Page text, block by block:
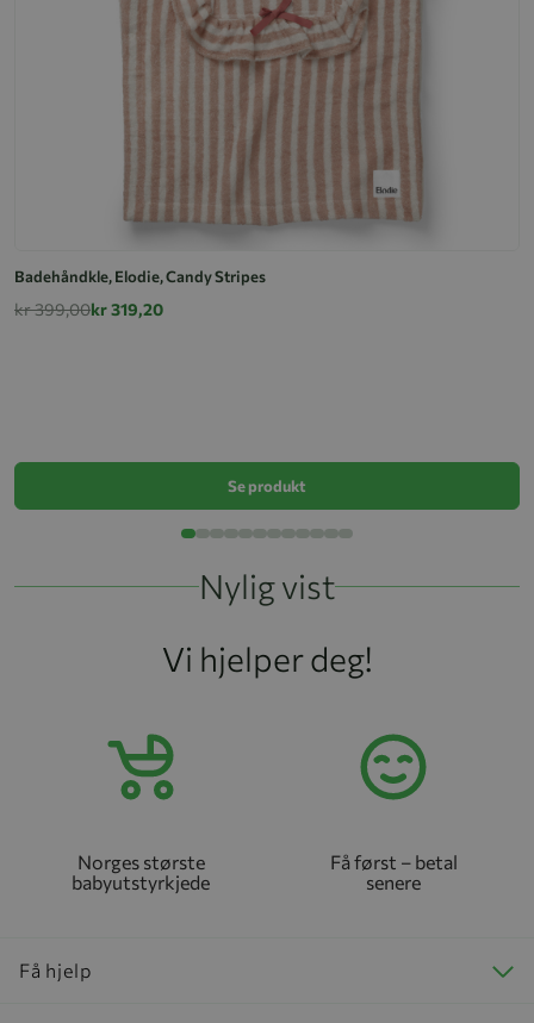
Badehåndkle, Elodie, Candy Stripes
kr 399,00kr 319,20
Se produkt
Nylig vist
Vi hjelper deg!
Norges største
babyutstyrkjede
Få først – betal
senere
Få hjelp